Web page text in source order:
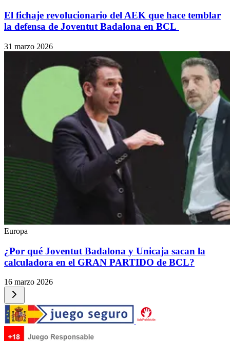
El fichaje revolucionario del AEK que hace temblar
la defensa de Joventut Badalona en BCL
31 marzo 2026
Europa
¿Por qué Joventut Badalona y Unicaja sacan la
calculadora en el GRAN PARTIDO de BCL?
16 marzo 2026